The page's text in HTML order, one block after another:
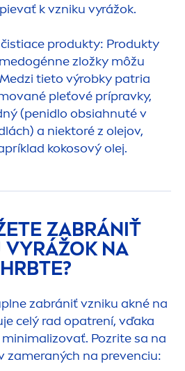
k vzniku vyrážok.
produkty: Produkty
zložky môžu
tieto výrobky patria
pleťové prípravky,
(penidlo obsiahnuté v
a niektoré z olejov,
kokosový olej.
ZABRÁNIŤ
NA
zabrániť vzniku akné na
celý rad opatrení, vďaka
Pozrite sa na
zameraných na prevenciu: